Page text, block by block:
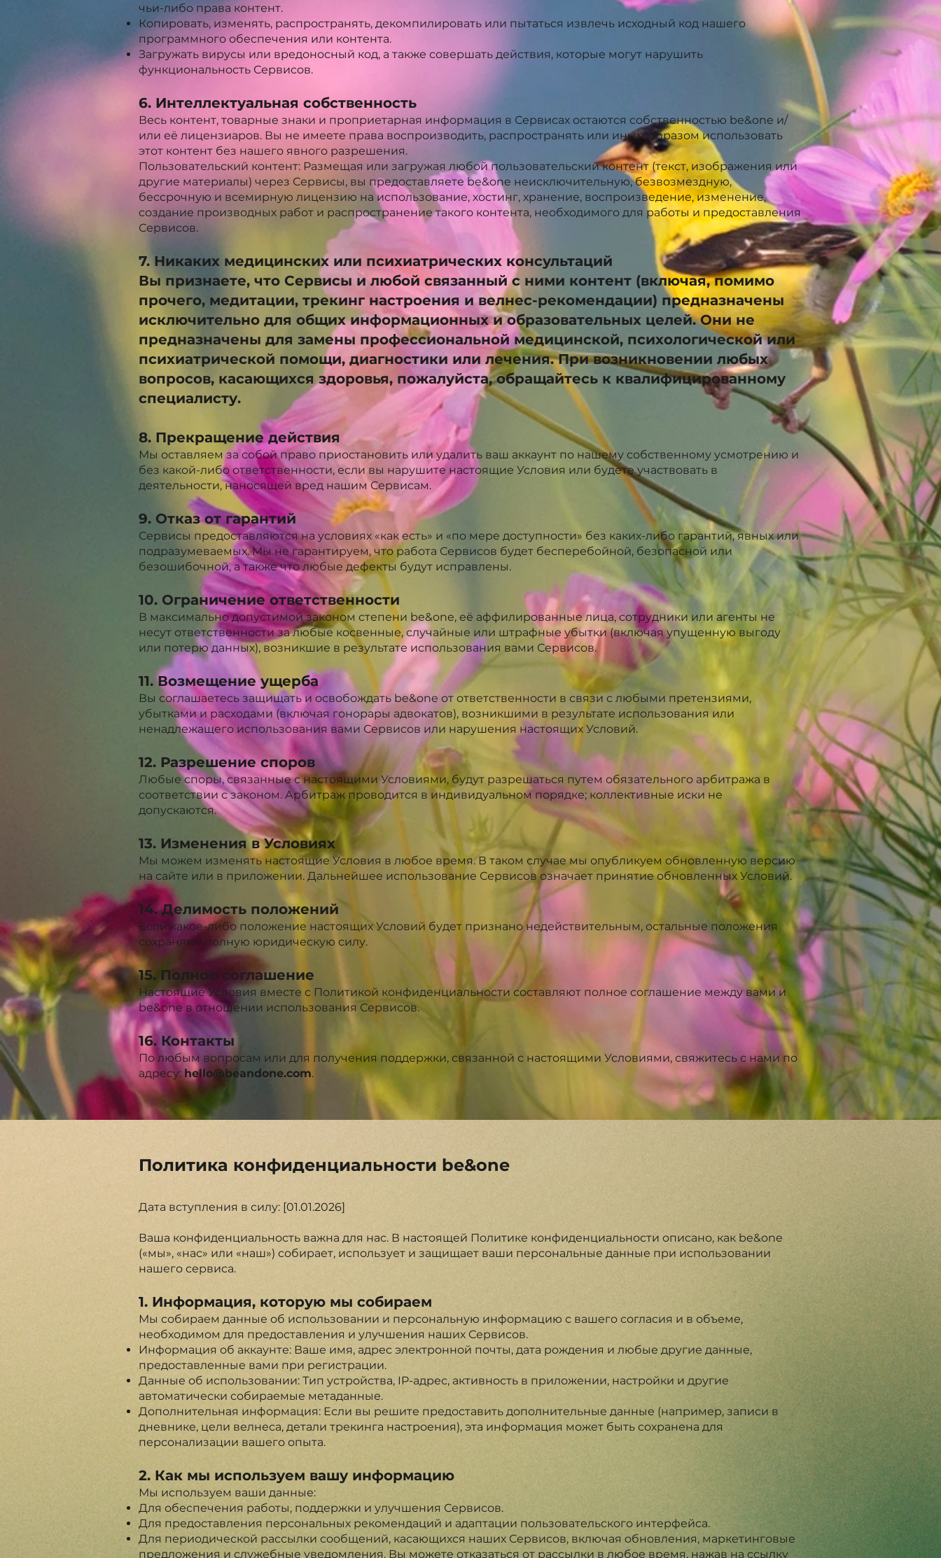
чьи-либо права контент.
Копировать, изменять, распространять, декомпилировать или пытаться извлечь исходный код нашего
программного обеспечения или контента.
Загружать вирусы или вредоносный код, а также совершать действия, которые могут нарушить
функциональность Сервисов.
6. Интеллектуальная собственность
Весь контент, товарные знаки и проприетарная информация в Сервисах остаются собственностью be&one и/
или её лицензиаров. Вы не имеете права воспроизводить, распространять или иным образом использовать
этот контент без нашего явного разрешения.
Пользовательский контент: Размещая или загружая любой пользовательский контент (текст, изображения или
другие материалы) через Сервисы, вы предоставляете be&one неисключительную, безвозмездную,
бессрочную и всемирную лицензию на использование, хостинг, хранение, воспроизведение, изменение,
создание производных работ и распространение такого контента, необходимого для работы и предоставления
Сервисов.
7. Никаких медицинских или психиатрических консультаций
Вы признаете, что Сервисы и любой связанный с ними контент (включая, помимо
прочего, медитации, трекинг настроения и велнес-рекомендации) предназначены
исключительно для общих информационных и образовательных целей. Они не
предназначены для замены профессиональной медицинской, психологической или
психиатрической помощи, диагностики или лечения. При возникновении любых
вопросов, касающихся здоровья, пожалуйста, обращайтесь к квалифицированному
специалисту.
8. Прекращение действия
Мы оставляем за собой право приостановить или удалить ваш аккаунт по нашему собственному усмотрению и
без какой-либо ответственности, если вы нарушите настоящие Условия или будете участвовать в
деятельности, наносящей вред нашим Сервисам.
9. Отказ от гарантий
Сервисы предоставляются на условиях «как есть» и «по мере доступности» без каких-либо гарантий, явных или
подразумеваемых. Мы не гарантируем, что работа Сервисов будет бесперебойной, безопасной или
безошибочной, а также что любые дефекты будут исправлены.
10. Ограничение ответственности
В максимально допустимой законом степени be&one, её аффилированные лица, сотрудники или агенты не
несут ответственности за любые косвенные, случайные или штрафные убытки (включая упущенную выгоду
или потерю данных), возникшие в результате использования вами Сервисов.
11. Возмещение ущерба
Вы соглашаетесь защищать и освобождать be&one от ответственности в связи с любыми претензиями,
убытками и расходами (включая гонорары адвокатов), возникшими в результате использования или
ненадлежащего использования вами Сервисов или нарушения настоящих Условий.
12. Разрешение споров
Любые споры, связанные с настоящими Условиями, будут разрешаться путем обязательного арбитража в
соответствии с законом. Арбитраж проводится в индивидуальном порядке; коллективные иски не
допускаются.
13. Изменения в Условиях
Мы можем изменять настоящие Условия в любое время. В таком случае мы опубликуем обновленную версию
на сайте или в приложении. Дальнейшее использование Сервисов означает принятие обновленных Условий.
14. Делимость положений
Если какое-либо положение настоящих Условий будет признано недействительным, остальные положения
сохраняют полную юридическую силу.
15. Полное соглашение
Настоящие Условия вместе с Политикой конфиденциальности составляют полное соглашение между вами и
be&one в отношении использования Сервисов.
16. Контакты
По любым вопросам или для получения поддержки, связанной с настоящими Условиями, свяжитесь с нами по
адресу:hello@beandone.com.
Политика конфиденциальности be&one
Дата вступления в силу: [01.01.2026]
Ваша конфиденциальность важна для нас. В настоящей Политике конфиденциальности описано, как be&one
(«мы», «нас» или «наш») собирает, использует и защищает ваши персональные данные при использовании
нашего сервиса.
1. Информация, которую мы собираем
Мы собираем данные об использовании и персональную информацию с вашего согласия и в объеме,
необходимом для предоставления и улучшения наших Сервисов.
Информация об аккаунте: Ваше имя, адрес электронной почты, дата рождения и любые другие данные,
предоставленные вами при регистрации.
Данные об использовании: Тип устройства, IP-адрес, активность в приложении, настройки и другие
автоматически собираемые метаданные.
Дополнительная информация: Если вы решите предоставить дополнительные данные (например, записи в
дневнике, цели велнеса, детали трекинга настроения), эта информация может быть сохранена для
персонализации вашего опыта.
2. Как мы используем вашу информацию
Мы используем ваши данные:
Для обеспечения работы, поддержки и улучшения Сервисов.
Для предоставления персональных рекомендаций и адаптации пользовательского интерфейса.
Для периодической рассылки сообщений, касающихся наших Сервисов, включая обновления, маркетинговые
предложения и служебные уведомления. Вы можете отказаться от рассылки в любое время, нажав на ссылку